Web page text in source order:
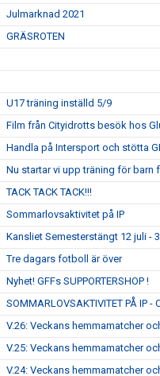
Julmarknad 2021
GRÄSROTEN
U17 träning inställd 5/9
Film från Cityidrotts besök hos
Handla på Intersport och stötta
Nu startar vi upp träning för barn
TACK TACK TACK!!!
Sommarlovsaktivitet på IP
Kansliet Semesterstängt 12 juli -
Tre dagars fotboll är över
Nyhet! GFFs SUPPORTERSHOP !
SOMMARLOVSAKTIVITET PÅ IP -
V.26: Veckans hemmamatcher
V.25: Veckans hemmamatcher
V.24: Veckans hemmamatcher